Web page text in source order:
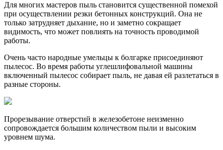
Для многих мастеров пыль становится существенной помехой
при осуществлении резки бетонных конструкций. Она не
только затрудняет дыхание, но и заметно сокращает
видимость, что может повлиять на точность проводимой
работы.
Очень часто народные умельцы к болгарке присоединяют
пылесос. Во время работы углешлифовальной машины
включенный пылесос собирает пыль, не давая ей разлетаться в
разные стороны.
Прорезывание отверстий в железобетоне неизменно
сопровождается большим количеством пыли и высоким
уровнем шума.